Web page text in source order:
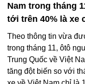
Nam trong tháng
tới trên 40% là xe
Theo thông tin vừa
trong tháng 11, ôtô
Trung Quốc về Việt
tăng đột biến so với